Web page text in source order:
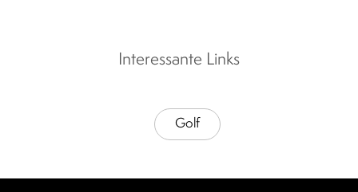
Interessante Links
Golf